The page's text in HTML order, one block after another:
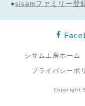
●sisamファミリー登
シサム工房ホーム
プライバシーポ
Copyright